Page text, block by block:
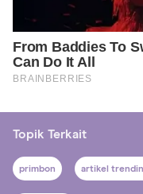
Topik Terkait
primbon artikel